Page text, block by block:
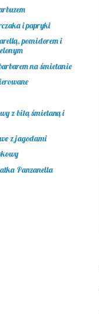
i papryki
pomidorem i
na śmietanie
z bitą śmietaną i
z jagodami
Panzanella